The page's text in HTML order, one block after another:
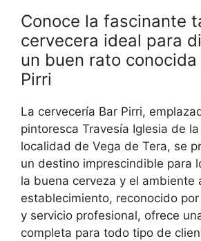
Conoce la fascinante
cervecera ideal para
un buen rato
Pirri
La cervecería Bar Pirri,
pintoresca Travesía Iglesia de
localidad de Vega de Tera, se
un destino imprescindible para
la buena cerveza y el ambiente
establecimiento, reconocido
y servicio profesional, ofrece
completa para todo tipo de